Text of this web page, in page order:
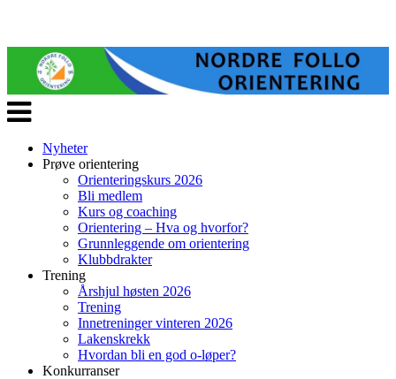
Veksle
navigasjon
Nyheter
Prøve orientering
Orienteringskurs 2026
Bli medlem
Kurs og coaching
Orientering – Hva og hvorfor?
Grunnleggende om orientering
Klubbdrakter
Trening
Årshjul høsten 2026
Trening
Innetreninger vinteren 2026
Lakenskrekk
Hvordan bli en god o-løper?
Konkurranser